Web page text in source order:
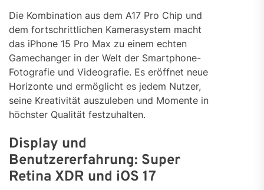
Die Kombination aus dem A17 Pro Chip und
dem fortschrittlichen Kamerasystem macht
das iPhone 15 Pro Max zu einem echten
Gamechanger in der Welt der Smartphone-
Fotografie und Videografie. Es eröffnet neue
Horizonte und ermöglicht es jedem Nutzer,
seine Kreativität auszuleben und Momente in
höchster Qualität festzuhalten.
Display und
Benutzererfahrung: Super
Retina XDR und iOS 17